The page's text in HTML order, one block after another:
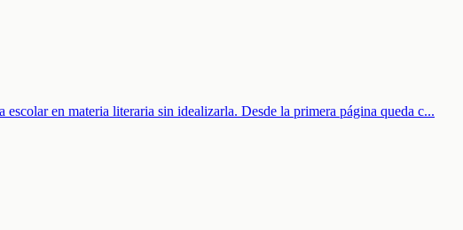
en materia literaria sin idealizarla. Desde la primera página queda c...